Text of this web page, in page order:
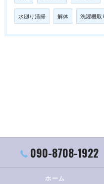
水廻り清掃 解体 洗濯機取
090-8708-1922
ホーム